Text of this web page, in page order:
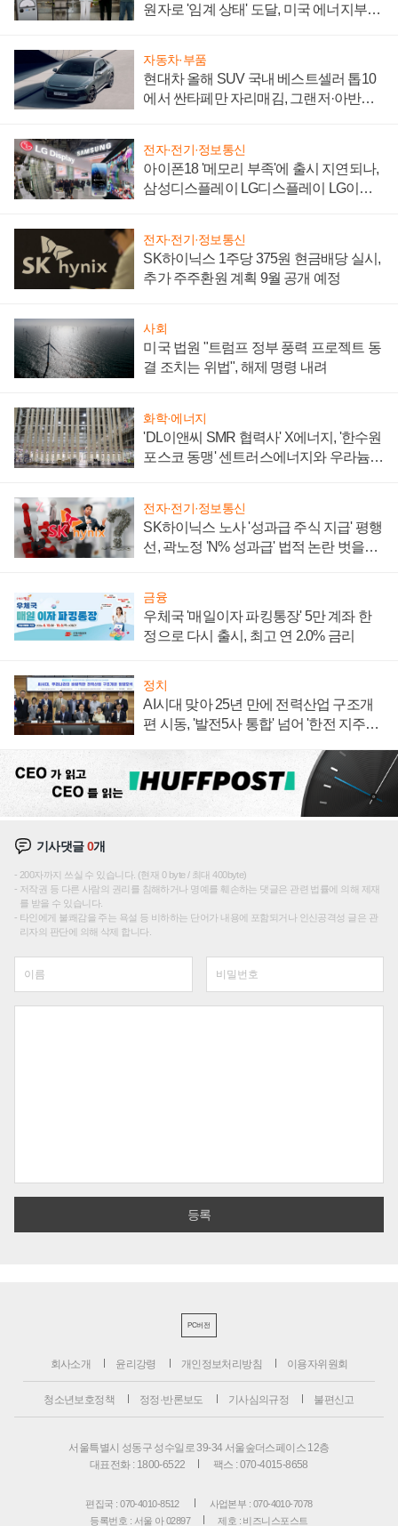
원자로 '임계 상태' 도달, 미국 에너지부
자동차·부품
현대차 올해 SUV 국내 베스트셀러 톱10
에서 싼타페만 자리매김, 그랜저·아반떼
전자·전기·정보통신
아이폰18 '메모리 부족'에 출시 지연되나,
삼성디스플레이 LG디스플레이 LG이노
전자·전기·정보통신
SK하이닉스 1주당 375원 현금배당 실시,
추가 주주환원 계획 9월 공개 예정
사회
미국 법원 "트럼프 정부 풍력 프로젝트 동
결 조치는 위법", 해제 명령 내려
화학·에너지
'DL이앤씨 SMR 협력사' X에너지, '한수원
포스코 동맹' 센트러스에너지와 우라늄
전자·전기·정보통신
SK하이닉스 노사 '성과급 주식 지급' 평행
선, 곽노정 'N% 성과급' 법적 논란 벗을지
금융
우체국 '매일이자 파킹통장' 5만 계좌 한
정으로 다시 출시, 최고 연 2.0% 금리
정치
AI시대 맞아 25년 만에 전력산업 구조개
편 시동, '발전5사 통합' 넘어 '한전 지주사'
기사댓글0개
200자까지 쓰실 수 있습니다. (현재 0 byte / 최대 400byte)
저작권 등 다른 사람의 권리를 침해하거나 명예를 훼손하는 댓글은 관련 법률에 의해 제재
를 받을 수 있습니다.
타인에게 불쾌감을 주는 욕설 등 비하하는 단어가 내용에 포함되거나 인신공격성 글은 관
리자의 판단에 의해 삭제 합니다.
PC버전
회사소개 윤리강령 개인정보처리방침 이용자위원회
청소년보호정책 정정·반론보도 기사심의규정 불편신고
서울특별시 성동구 성수일로 39-34 서울숲더스페이스 12층
대표전화 : 1800-6522
팩스 : 070-4015-8658
편집국 : 070-4010-8512
사업본부 : 070-4010-7078
등록번호 : 서울 아 02897
제호 : 비즈니스포스트